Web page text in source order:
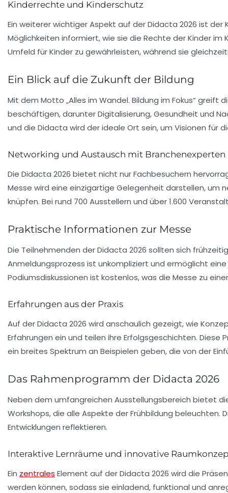
Kinderrechte und Kinderschutz
Ein weiterer wichtiger Aspekt auf derDidacta 2026 ist der
Möglichkeiten informiert, wie sie die Rechte der Kinder
Umfeld für Kinder zu gewährleisten, während sie
Ein Blick auf die Zukunft der Bildung
Mit dem Motto „Alles im Wandel. Bildung im Fokus“ greift
beschäftigen, darunterDigitalisierung,Gesundheit und
und die Didacta wird der ideale Ort sein, um Visionen für
Networking und Austausch mit Branchenexperten
Die Didacta 2026 bietet nicht nur Fachbesuchern
Messe wird eine einzigartige Gelegenheit darstellen, um
knüpfen. Bei rund 700 Ausstellern und über 1.600
Praktische Informationen zur Messe
Die Teilnehmenden derDidacta 2026 sollten sich
Anmeldungsprozess ist unkompliziert und ermöglicht
Podiumsdiskussionen ist kostenlos, was die Messe zu
Erfahrungen aus der Praxis
Auf derDidacta 2026 wird anschaulich gezeigt, wie
Erfahrungen ein und teilen ihre Erfolgsgeschichten.
ein breites Spektrum an Beispielen geben, die von der
Das Rahmenprogramm der Didacta 2026
Neben dem umfangreichen Ausstellungsbereich bietet
Workshops, die alle Aspekte derFrühbildung beleuchten.
Entwicklungen reflektieren.
Interaktive Lernräume und innovative
Ein zentrales Element auf derDidacta 2026 wird die
werden können, sodass sie einladend, funktional und